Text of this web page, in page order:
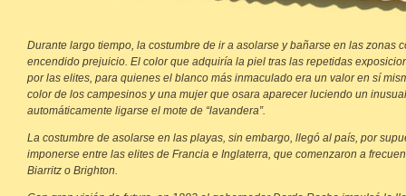
Durante largo tiempo, la costumbre de ir a asolarse y bañarse en las zonas
encendido prejuicio. El color que adquiría la piel tras las repetidas
por las elites, para quienes el blanco más inmaculado era un valor en sí
color de los campesinos y una mujer que osara aparecer luciendo un
automáticamente ligarse el mote de “lavandera”.
La costumbre de asolarse en las playas, sin embargo, llegó al país, por
imponerse entre las elites de Francia e Inglaterra, que comenzaron a
Biarritz o Brighton.